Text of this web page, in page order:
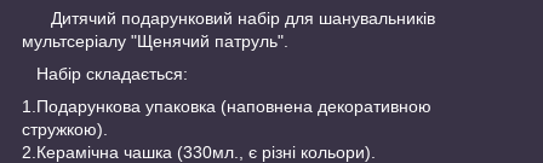
Дитячий подарунковий набір для шанувальників
мультсеріалу "Щенячий патруль".
Набір складається:
1.Подарункова упаковка (наповнена декоративною
стружкою).
2.Керамічна чашка (330мл., є різні кольори).